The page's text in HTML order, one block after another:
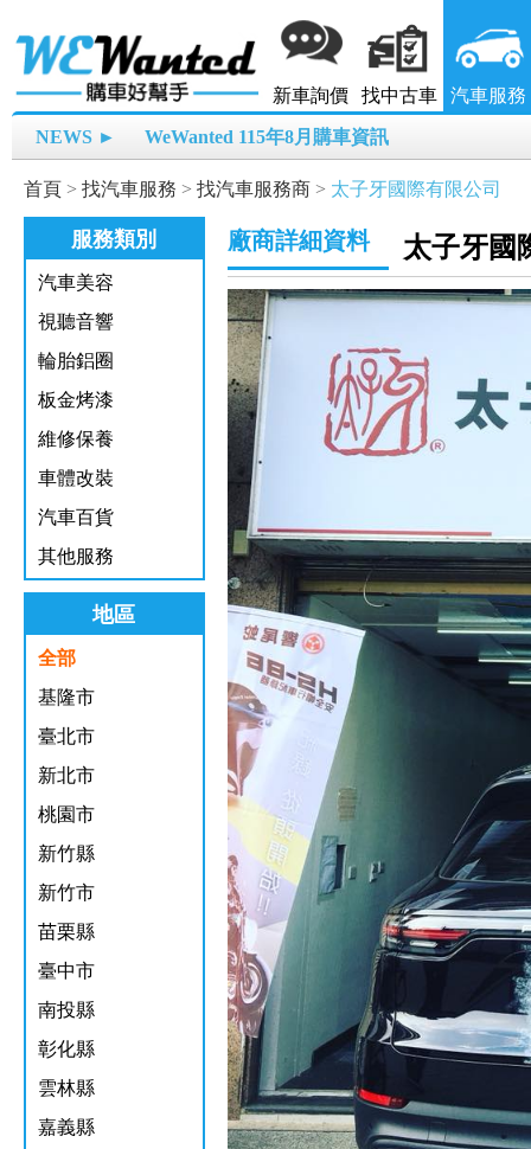
新車詢價 找中古車 汽車服務
NEWS ► WeWanted 115年8月購車資訊
首頁 > 找汽車服務 > 找汽車服務商 > 太子牙國際有限公司
服務類別
汽車美容
視聽音響
輪胎鋁圈
板金烤漆
維修保養
車體改裝
汽車百貨
其他服務
地區
全部
基隆市
臺北市
新北市
桃園市
新竹縣
新竹市
苗栗縣
臺中市
南投縣
彰化縣
雲林縣
嘉義縣
廠商詳細資料 太子牙國